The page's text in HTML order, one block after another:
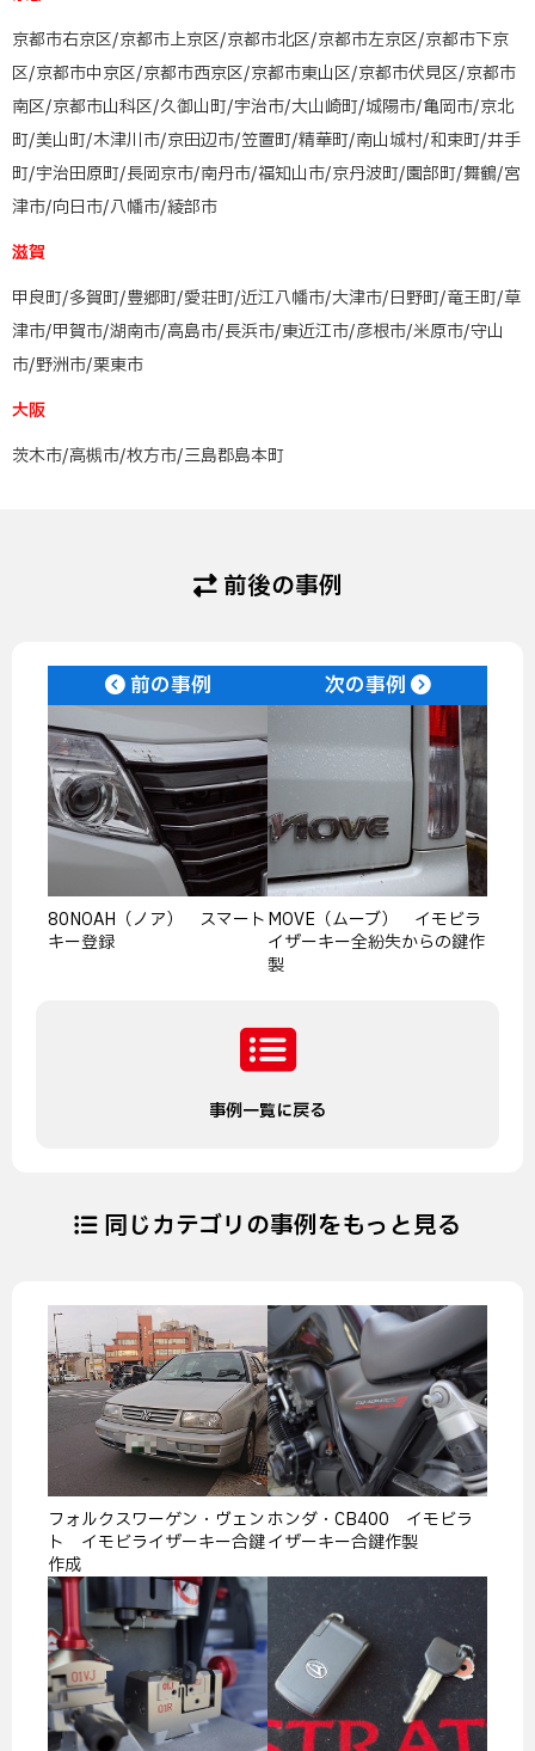
京都市右京区/京都市上京区/京都市北区/京都市左京区/京都市下京
区/京都市中京区/京都市西京区/京都市東山区/京都市伏見区/京都市
南区/京都市山科区/久御山町/宇治市/大山崎町/城陽市/亀岡市/京北
町/美山町/木津川市/京田辺市/笠置町/精華町/南山城村/和束町/井手
町/宇治田原町/長岡京市/南丹市/福知山市/京丹波町/園部町/舞鶴/宮
津市/向日市/八幡市/綾部市
滋賀
甲良町/多賀町/豊郷町/愛荘町/近江八幡市/大津市/日野町/竜王町/草
津市/甲賀市/湖南市/高島市/長浜市/東近江市/彦根市/米原市/守山
市/野洲市/栗東市
大阪
茨木市/高槻市/枚方市/三島郡島本町
前後の事例
前の事例
80NOAH（ノア） スマート
キー登録
事例一覧に戻る
次の事例
MOVE（ムーブ） イモビラ
イザーキー全紛失からの鍵作
製
同じカテゴリの事例をもっと見る
フォルクスワーゲン・ヴェン
ト イモビライザーキー合鍵
作成
ホンダ・CB400 イモビラ
イザーキー合鍵作製